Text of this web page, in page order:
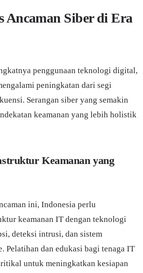
Ancaman Siber di Era
penggunaan teknologi digital,
peningkatan dari segi
Serangan siber yang semakin
keamanan yang lebih holistik
Keamanan yang
ini, Indonesia perlu
keamanan IT dengan teknologi
deteksi intrusi, dan sistem
Pelatihan dan edukasi bagi tenaga IT
untuk meningkatkan kesiapan